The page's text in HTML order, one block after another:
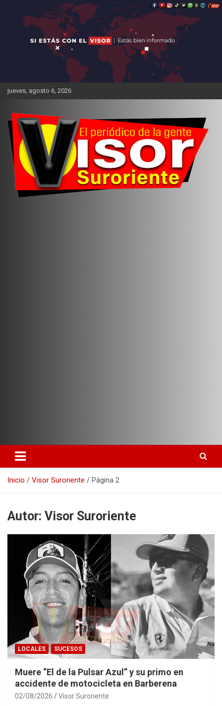
contenido
jueves, agosto 6, 2026
Inicio Visor Suroriente Página 2
Autor: Visor Suroriente
LOCALES SUCESOS
Muere “El de la Pulsar Azul” y su primo en
accidente de motocicleta en Barberena
02/08/2026 Visor Suroriente